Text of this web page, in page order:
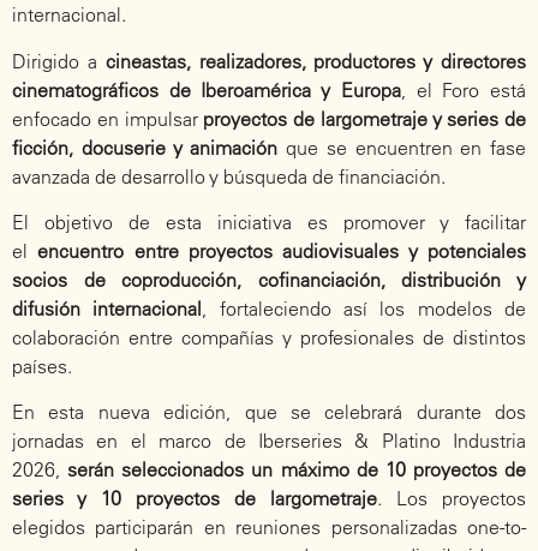
internacional.
Dirigido a cineastas, realizadores, productores y directores
cinematográficos de Iberoamérica y Europa, el Foro está
enfocado en impulsar proyectos de largometraje y series de
ficción, docuserie y animación que se encuentren en fase
avanzada de desarrollo y búsqueda de financiación.
El objetivo de esta iniciativa es promover y facilitar
elencuentro entre proyectos audiovisuales y potenciales
socios de coproducción, cofinanciación, distribución y
difusión internacional, fortaleciendo así los modelos de
colaboración entre compañías y profesionales de distintos
países.
En esta nueva edición, que se celebrará durante dos
jornadas en el marco de Iberseries & Platino Industria
2026,serán seleccionados un máximo de 10 proyectos de
series y 10 proyectos de largometraje. Los proyectos
elegidos participarán en reuniones personalizadas one-to-